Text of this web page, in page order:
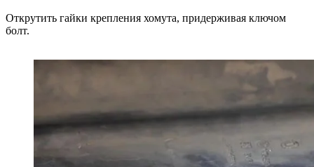
Открутить гайки крепления хомута, придерживая ключом
болт.